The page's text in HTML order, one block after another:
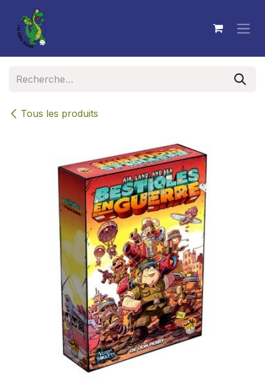
Se rendre au contenu
Tous les produits